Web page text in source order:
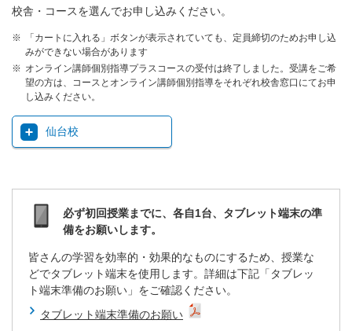
校舎・コースを選んでお申し込みください。
「カートに入れる」ボタンが表示されていても、定員締切のためお申し込
みができない場合があります
オンライン講師個別指導プラスコースの受付は終了しました。受講をご希
望の方は、コースとオンライン講師個別指導をそれぞれ校舎窓口にてお申
し込みください。
仙台校
必ず初回授業までに、各自1台、タブレット端末の準
備をお願いします。
皆さんの学習を効率的・効果的なものにするため、授業な
どでタブレット端末を使用します。詳細は下記「タブレッ
ト端末準備のお願い」をご確認ください。
タブレット端末準備のお願い